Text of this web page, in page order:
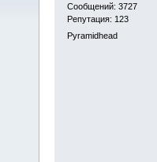
Сообщений: 3727
Репутация: 123
Pyramidhead